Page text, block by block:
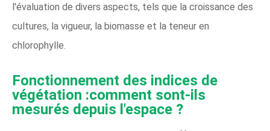
l'évaluation de divers aspects, tels que la croissance des
cultures, la vigueur, la biomasse et la teneur en
chlorophylle.
Fonctionnement des indices de
végétation :comment sont-ils
mesurés depuis l'espace ?